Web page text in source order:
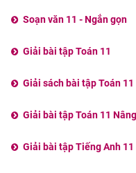
Soạn văn 11 - Ngắn gọn
Giải bài tập Toán 11
Giải sách bài tập Toán 11
Giải bài tập Toán 11
Giải bài tập Tiếng Anh 11